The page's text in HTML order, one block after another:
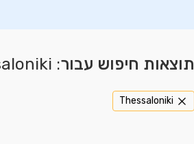
תוצאות חיפוש עבור: Thessaloniki
Thessaloniki